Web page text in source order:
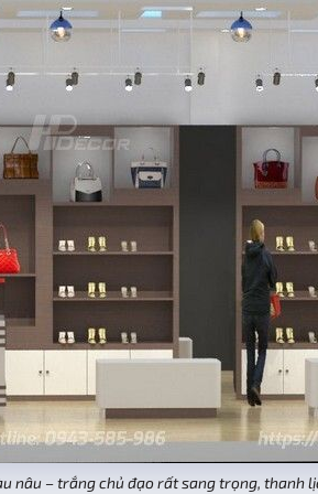
nâu – trắng chủ đạo rất sang trọng, thanh